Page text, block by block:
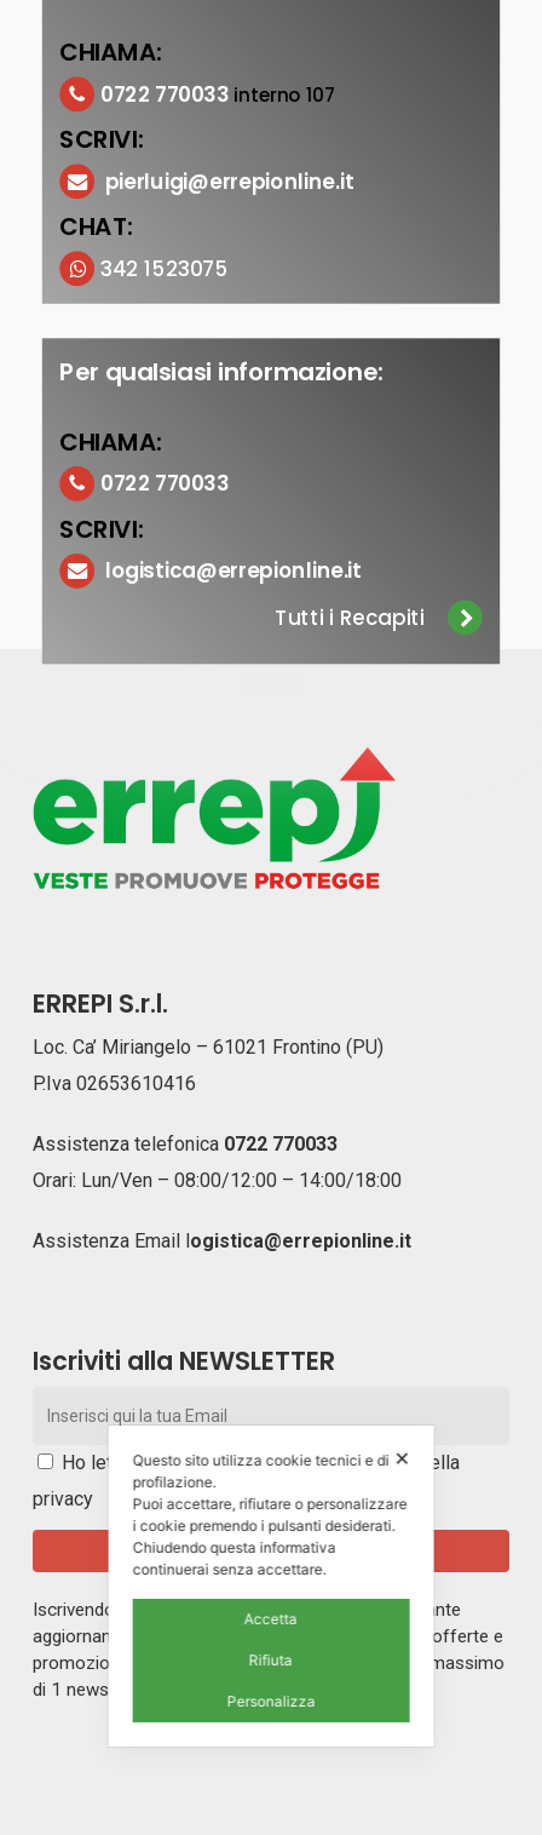
CHIAMA:
0722 770033 interno 107
SCRIVI:
pierluigi@errepionline.it
CHAT:
342 1523075
Per qualsiasi informazione:
CHIAMA:
0722 770033
SCRIVI:
logistica@errepionline.it
Tutti i Recapiti
ERREPI S.r.l.
Loc. Ca’ Miriangelo – 61021 Frontino (PU)
P.Iva 02653610416
Assistenza telefonica 0722 770033
Orari: Lun/Ven – 08:00/12:00 – 14:00/18:00
Assistenza Email ogistica@errepionline.it
Iscriviti alla NEWSLETTER
Ho letto e accetto itermini e le condizioni della
privacy
Iscrivendoti alla nostra newsletter rimarrai in costante
aggiornamento sul mondo di ERREPI, sulle nuove offerte e
promozioni riservate ai nostri iscritti. Riceverai un massimo
di 1 newsletter al mese.
✕
Questo sito utilizza cookie tecnici e di
profilazione.
Puoi accettare, rifiutare o personalizzare
i cookie premendo i pulsanti desiderati.
Chiudendo questa informativa
continuerai senza accettare.
Accetta
Rifiuta
Personalizza